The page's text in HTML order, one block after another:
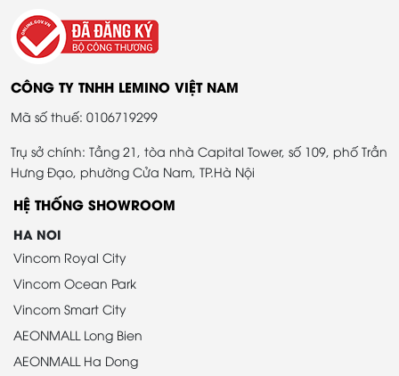
CÔNG TY TNHH LEMINO VIỆT NAM
Mã số thuế: 0106719299
Trụ sở chính: Tầng 21, tòa nhà Capital Tower, số 109, phố Trần
Hưng Đạo, phường Cửa Nam, TP.Hà Nội
HỆ THỐNG SHOWROOM
HA NOI
Vincom Royal City
Vincom Ocean Park
Vincom Smart City
AEONMALL Long Bien
AEONMALL Ha Dong